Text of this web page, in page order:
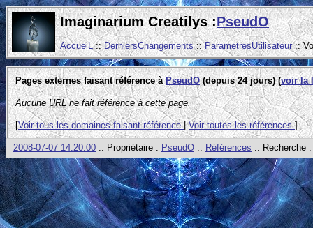
Imaginarium Creatilys :PseudO
AccueiL::DerniersChangements::ParametresUtilisateur::
Pages externes faisant référence àPseudO(depuis 24 jours) (voir la
AucuneURLne fait référence à cette page.
[Voir tous les domaines faisant référence|Voir toutes les références]
2008-07-07 14:20:00 :: Propriétaire : PseudO :: Références :: Recherche